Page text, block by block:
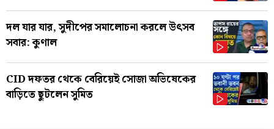
দল যার যার, সুদীপের সমালোচনা করলে উৎসব
সবার: কুণাল
CID দফতর থেকে বেরিয়েই সোজা অভিষেকের
বাড়িতে ছুটলেন সুমিত